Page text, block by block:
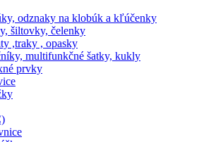
odznaky na klobúk a kľúčenky
šiltovky, čelenky
,traky , opasky
multifunkčné šatky, kukly
prvky